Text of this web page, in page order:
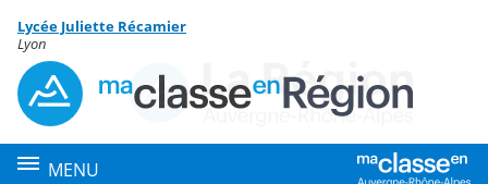
Menu de la rubrique
Contenu
Lycée Juliette Récamier
Lyon
MENU